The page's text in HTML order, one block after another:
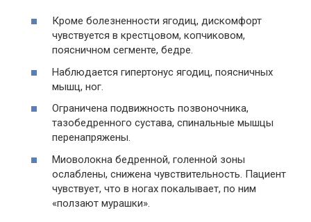
Кроме болезненности ягодиц, дискомфорт
чувствуется в крестцовом, копчиковом,
поясничном сегменте, бедре.
Наблюдается гипертонус ягодиц, поясничных
мышц, ног.
Ограничена подвижность позвоночника,
тазобедренного сустава, спинальные мышцы
перенапряжены.
Миоволокна бедренной, голенной зоны
ослаблены, снижена чувствительность. Пациент
чувствует, что в ногах покалывает, по ним
«ползают мурашки».